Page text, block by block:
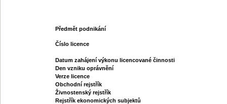
Předmět podnikání
Číslo licence
Datum zahájení výkonu licencované činnosti
Den vzniku oprávnění
Verze licence
Obchodní rejstřík
Živnostenský rejstřík
Rejstřík ekonomických subjektů